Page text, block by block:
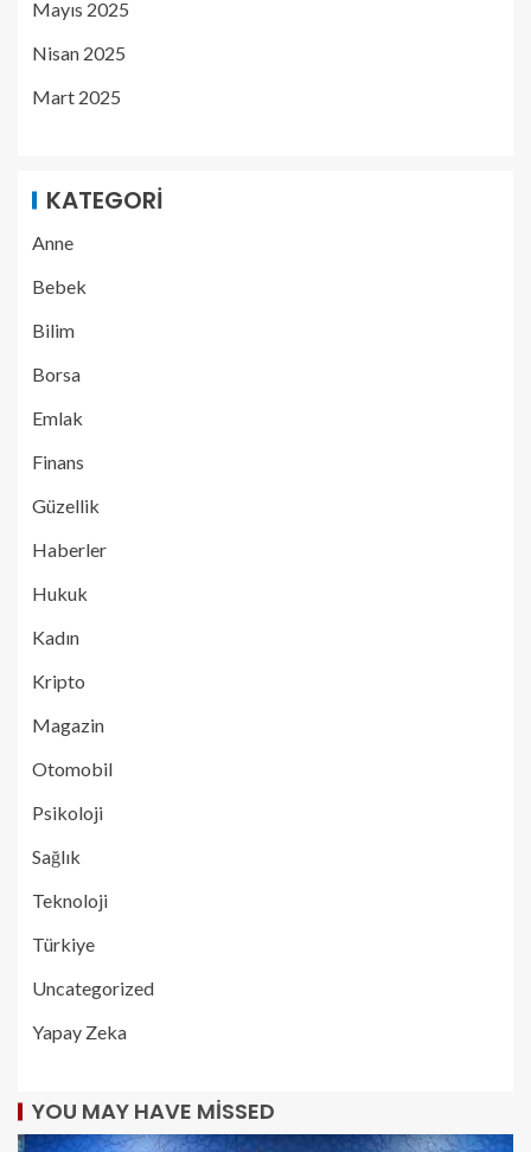
Mayıs 2025
Nisan 2025
Mart 2025
KATEGORI
Anne
Bebek
Bilim
Borsa
Emlak
Finans
Güzellik
Haberler
Hukuk
Kadın
Kripto
Magazin
Otomobil
Psikoloji
Sağlık
Teknoloji
Türkiye
Uncategorized
Yapay Zeka
YOU MAY HAVE MISSED